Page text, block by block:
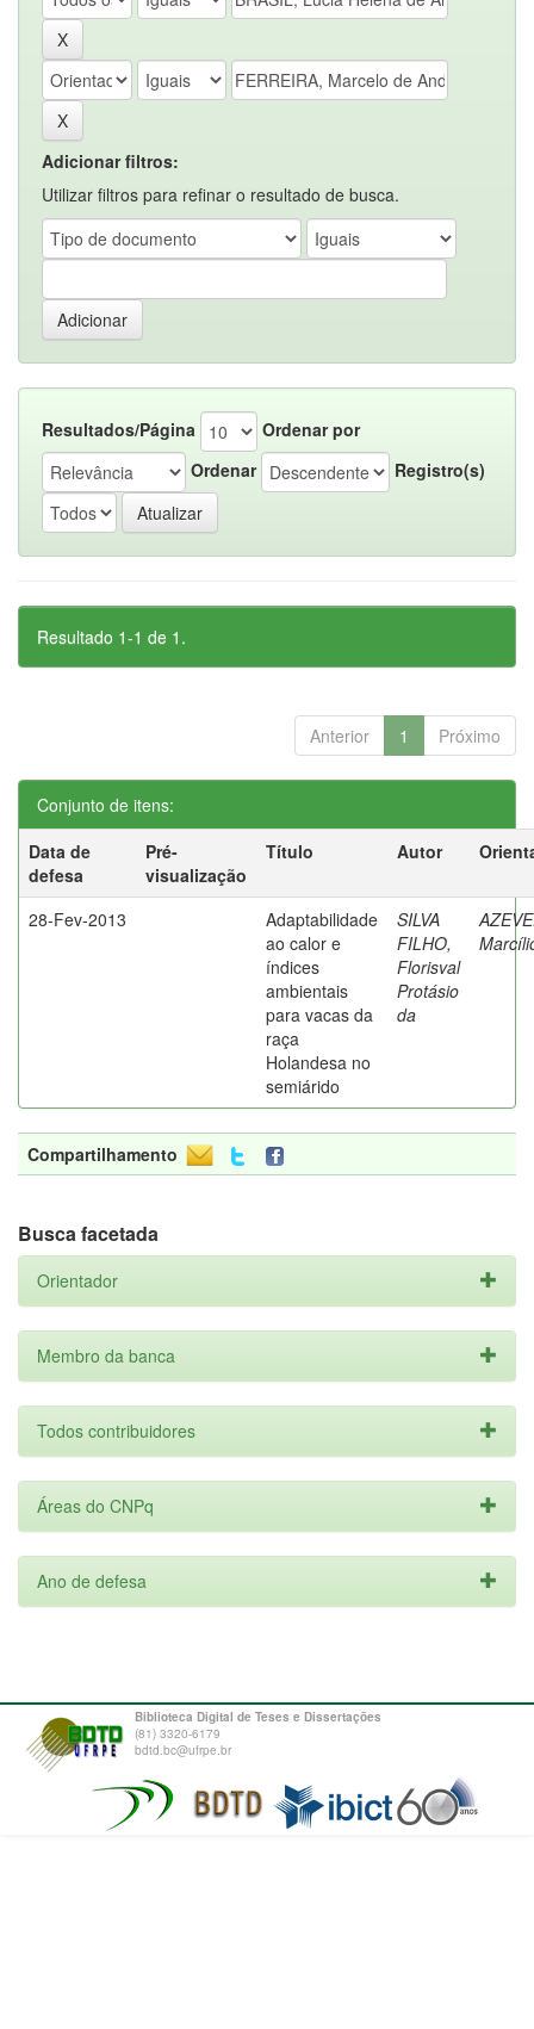
Adicionar filtros:
Utilizar filtros para refinar o resultado de busca.
Resultados/Página
Ordenar por
Ordenar
Registro(s)
Resultado 1-1 de 1.
Anterior 1 Próximo
Conjunto de itens:
Data de
defesa
Pré-
visualização
Título Autor
28-Fev-2013
Adaptabilidade
ao calor e
índices
ambientais
para vacas da
raça
Holandesa no
semiárido
SILVA
FILHO,
Florisval
Protásio
da
Compartilhamento
Busca facetada
Orientador
Membro da banca
Todos contribuidores
Áreas do CNPq
Ano de defesa
Biblioteca Digital de Teses e Dissertações
(81) 3320-6179
bdtd.bc@ufrpe.br